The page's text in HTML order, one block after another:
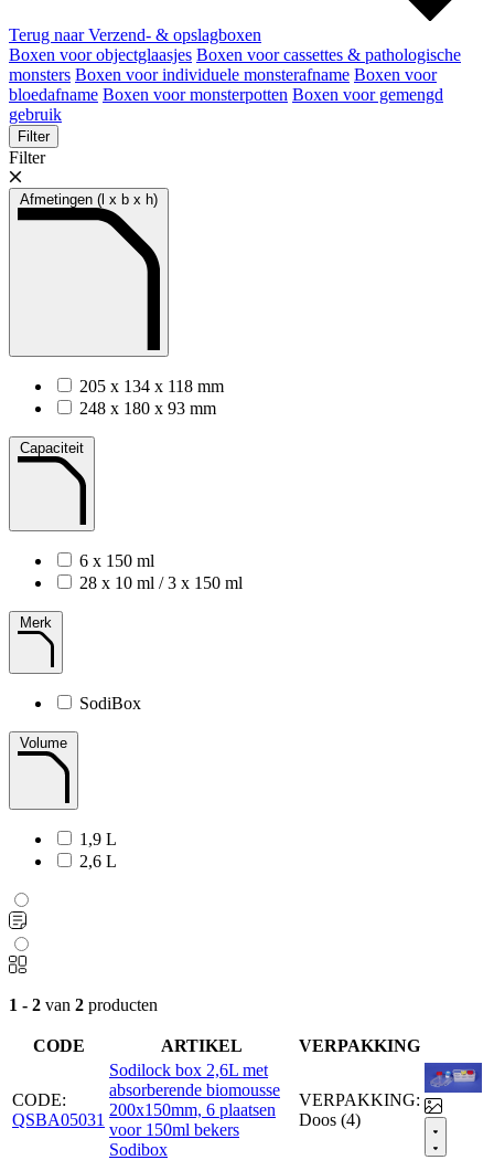
Terug naar Verzend- & opslagboxen
Boxen voor objectglaasjes Boxen voor cassettes & pathologische
monsters Boxen voor individuele monsterafname Boxen voor
bloedafname Boxen voor monsterpotten Boxen voor gemengd
gebruik
Filter
Filter
Afmetingen (l x b x h)
205 x 134 x 118 mm
248 x 180 x 93 mm
Capaciteit
6 x 150 ml
28 x 10 ml / 3 x 150 ml
Merk
SodiBox
Volume
1,9 L
2,6 L
1 - 2 van 2 producten
CODE ARTIKEL VERPAKKING
CODE:
QSBA05031
Sodilock box 2,6L met
absorberende biomousse
200x150mm, 6 plaatsen
voor 150ml bekers
Sodibox
VERPAKKING:
Doos (4)